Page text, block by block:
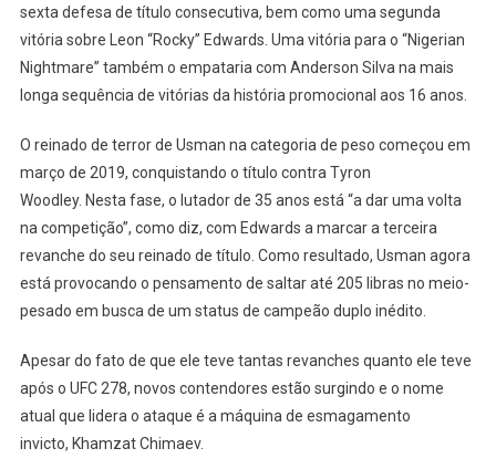
sexta defesa de título consecutiva, bem como uma segunda
vitória sobre Leon “Rocky” Edwards. Uma vitória para o “Nigerian
Nightmare” também o empataria com Anderson Silva na mais
longa sequência de vitórias da história promocional aos 16 anos.
O reinado de terror de Usman na categoria de peso começou em
março de 2019, conquistando o título contra Tyron
Woodley. Nesta fase, o lutador de 35 anos está “a dar uma volta
na competição”, como diz, com Edwards a marcar a terceira
revanche do seu reinado de título. Como resultado, Usman agora
está provocando o pensamento de saltar até 205 libras no meio-
pesado em busca de um status de campeão duplo inédito.
Apesar do fato de que ele teve tantas revanches quanto ele teve
após o UFC 278, novos contendores estão surgindo e o nome
atual que lidera o ataque é a máquina de esmagamento
invicto, Khamzat Chimaev.